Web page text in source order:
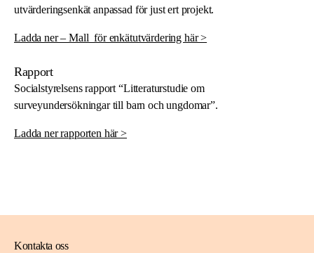
utvärderingsenkät anpassad för just ert projekt.
Ladda ner – Mall_för enkätutvärdering här >
Rapport
Socialstyrelsens rapport “Litteraturstudie om
surveyundersökningar till barn och ungdomar”.
Ladda ner rapporten här >
Kontakta oss